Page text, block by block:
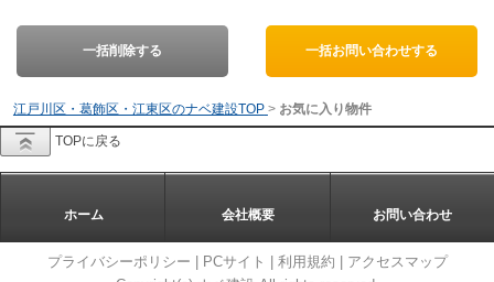
一括削除する 一括お問い合わせする
江戸川区・葛飾区・江東区のナベ建設TOP > お気に入り物件
TOPに戻る
ホーム 会社概要 お問い合わせ
プライバシーポリシー PCサイト 利用規約
アクセスマップ